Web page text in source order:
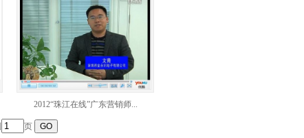
2012“珠江在线”广东营销师...
页